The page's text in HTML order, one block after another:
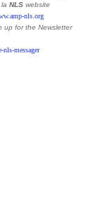
laNLS website
nls.org
up for the Newsletter
nls-messager